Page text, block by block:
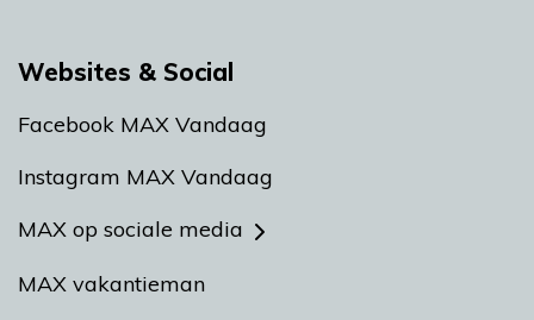
Websites & Social
Facebook MAX Vandaag
Instagram MAX Vandaag
MAX op sociale media
MAX vakantieman